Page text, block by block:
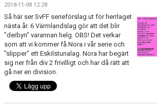
BLI MEDLEM
MATCHER
KONTAKTER & LAG
2018-11-08 12:28
Så här ser SvFF serieförslag ut för herrlaget
nästa år. 6 Värmlandslag gör att det blir
"derbyn" varannan helg. OBS! Det verkar
som att vi kommer få Nora i vår serie och
"slipper" ett Eskilstunalag. Nora har begärt
sig ner från div 2 frivilligt och har då rätt att
gå ner en division.